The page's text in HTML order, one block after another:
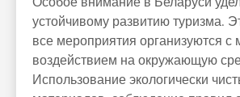
устойчивому развитию туризма.
все мероприятия организуются
воздействием на окружающую
Использование экологически